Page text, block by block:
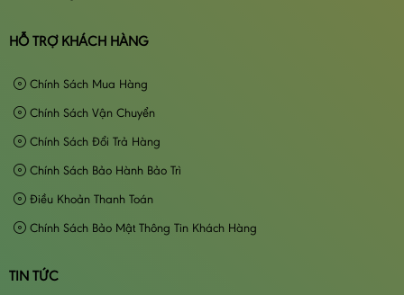
HỖ TRỢ KHÁCH HÀNG
Chính Sách Mua Hàng
Chính Sách Vận Chuyển
Chính Sách Đổi Trả Hàng
Chính Sách Bảo Hành Bảo Trì
Điều Khoản Thanh Toán
Chính Sách Bảo Mật Thông Tin Khách Hàng
TIN TỨC